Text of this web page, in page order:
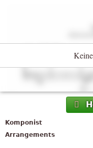
Komponist
Arrangements